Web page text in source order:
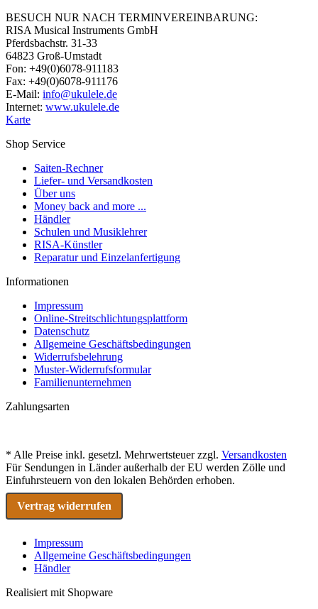
BESUCH NUR NACH TERMINVEREINBARUNG:
RISA Musical Instruments GmbH
Pferdsbachstr. 31-33
64823 Groß-Umstadt
Fon: +49(0)6078-911183
Fax: +49(0)6078-911176
E-Mail: info@ukulele.de
Internet: www.ukulele.de
Karte
Shop Service
Saiten-Rechner
Liefer- und Versandkosten
Über uns
Money back and more ...
Händler
Schulen und Musiklehrer
RISA-Künstler
Reparatur und Einzelanfertigung
Informationen
Impressum
Online-Streitschlichtungsplattform
Datenschutz
Allgemeine Geschäftsbedingungen
Widerrufsbelehrung
Muster-Widerrufsformular
Familienunternehmen
Zahlungsarten
* Alle Preise inkl. gesetzl. Mehrwertsteuer zzgl. Versandkosten
Für Sendungen in Länder außerhalb der EU werden Zölle und
Einfuhrsteuern von den lokalen Behörden erhoben.
Vertrag widerrufen
Impressum
Allgemeine Geschäftsbedingungen
Händler
Realisiert mit Shopware